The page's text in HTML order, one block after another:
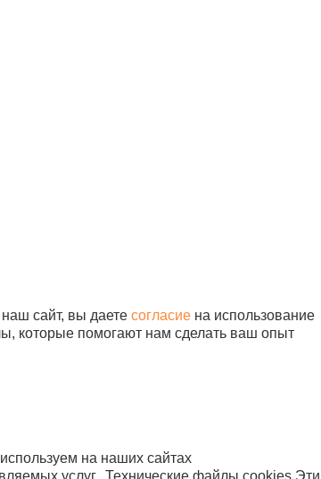
сайт, вы даете согласие на использование
которые помогают нам сделать ваш опыт
на наших сайтах